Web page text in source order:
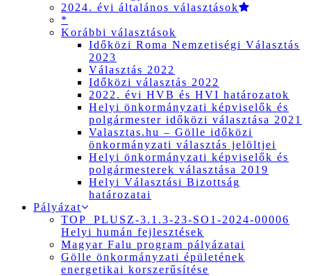
2024. évi általános választások
*
Korábbi választások
Időközi Roma Nemzetiségi Választás
2023
Választás 2022
Időközi választás 2022
2022. évi HVB és HVI határozatok
Helyi önkormányzati képviselők és
polgármester időközi választása 2021
Valasztas.hu – Gölle időközi
önkormányzati választás jelöltjei
Helyi önkormányzati képviselők és
polgármesterek választása 2019
Helyi Választási Bizottság
határozatai
Pályázat
TOP_PLUSZ-3.1.3-23-SO1-2024-00006
Helyi humán fejlesztések
Magyar Falu program pályázatai
Gölle önkormányzati épületének
energetikai korszerűsítése